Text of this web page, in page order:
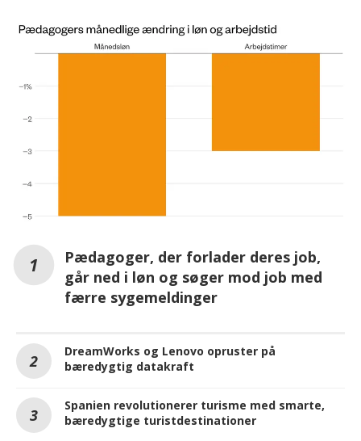
Pædagoger, der forlader deres job,
går ned i løn og søger mod job med
færre sygemeldinger
DreamWorks og Lenovo opruster på
bæredygtig datakraft
Spanien revolutionerer turisme med smarte,
bæredygtige turistdestinationer